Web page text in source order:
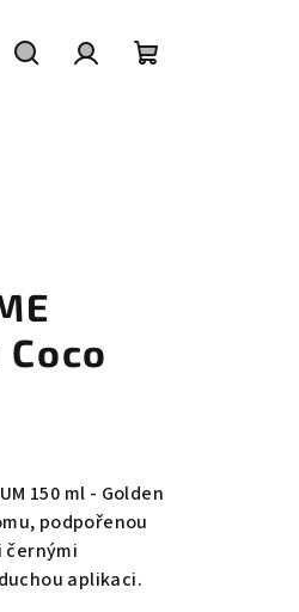
150 ml - Golden
podpořenou
černými
aplikaci.